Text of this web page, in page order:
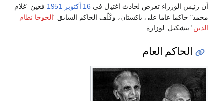
أن رئيس الوزراء تعرض لحادث اغتيال في 16 أكتوبر 1951 فعين "غلام
محمد" حاكما عاما على باكستان، وكُلّف الحاكم السابق "الخوجا نظام
الدين" بتشكيل الوزارة
الحاكم العام